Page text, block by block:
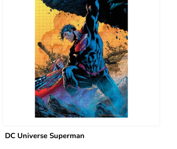
DC Universe Superman